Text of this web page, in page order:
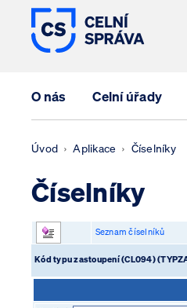
O nás Celní úřady
Úvod Aplikace Číselníky
Číselníky
Seznam číselníků
Kód typu zastoupení (CL094)